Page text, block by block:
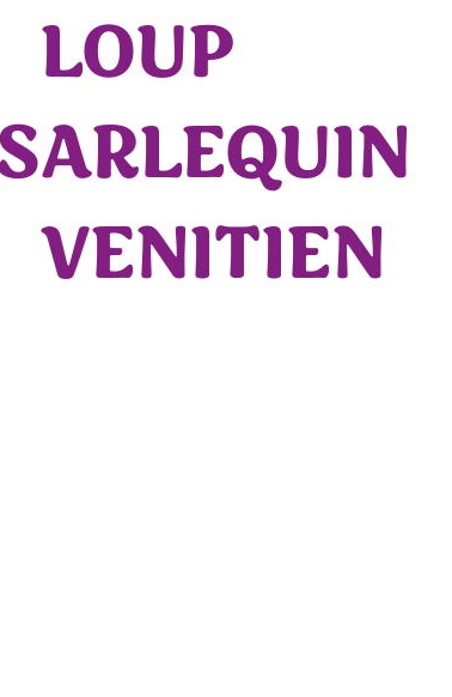
LOUP
ARLEQUIN
VENITIEN